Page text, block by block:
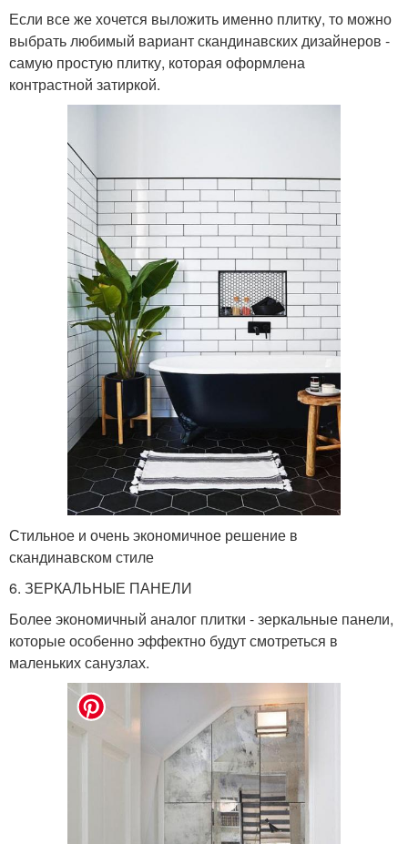
Если все же хочется выложить именно плитку, то можно
выбрать любимый вариант скандинавских дизайнеров -
самую простую плитку, которая оформлена
контрастной затиркой.
Стильное и очень экономичное решение в
скандинавском стиле
6. ЗЕРКАЛЬНЫЕ ПАНЕЛИ
Более экономичный аналог плитки - зеркальные панели,
которые особенно эффектно будут смотреться в
маленьких санузлах.